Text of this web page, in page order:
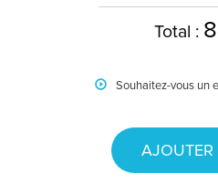
Total :
Souhaitez-vous un
AJOUTER